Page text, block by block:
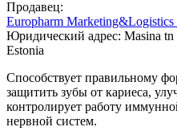
Продавец:
Europharm
Юридический адрес: Masina tn
Estonia
Способствует правильному
защитить зубы от кариеса,
контролирует работу
нервной систем.